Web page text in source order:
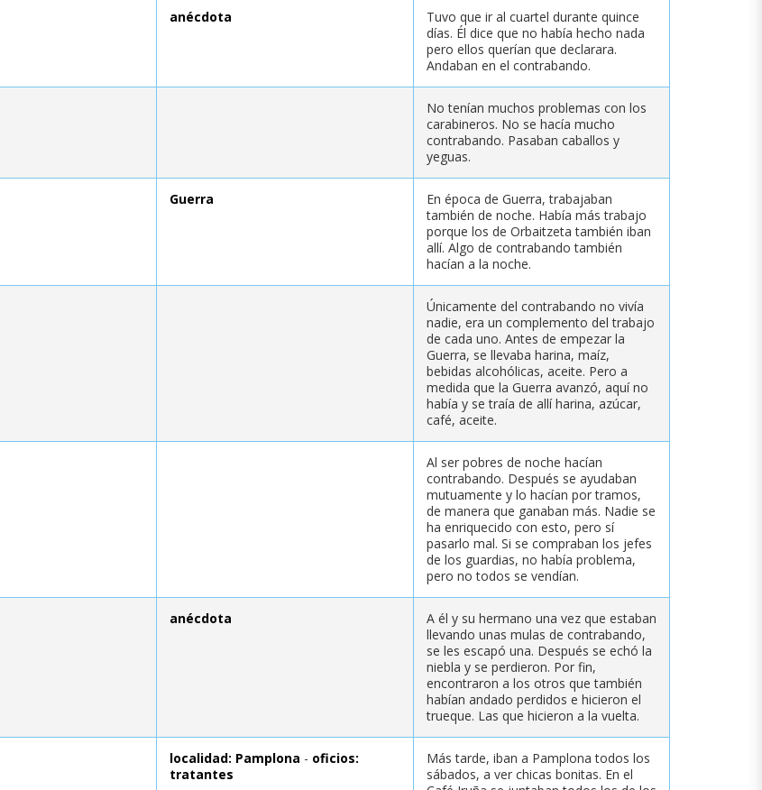
anécdota
Tuvo que ir al cuartel durante quince
días. Él dice que no había hecho nada
pero ellos querían que declarara.
Andaban en el contrabando.
No tenían muchos problemas con los
carabineros. No se hacía mucho
contrabando. Pasaban caballos y
yeguas.
Guerra
En época de Guerra, trabajaban
también de noche. Había más trabajo
porque los de Orbaitzeta también iban
allí. Algo de contrabando también
hacían a la noche.
Únicamente del contrabando no vivía
nadie, era un complemento del trabajo
de cada uno. Antes de empezar la
Guerra, se llevaba harina, maíz,
bebidas alcohólicas, aceite. Pero a
medida que la Guerra avanzó, aquí no
había y se traía de allí harina, azúcar,
café, aceite.
Al ser pobres de noche hacían
contrabando. Después se ayudaban
mutuamente y lo hacían por tramos,
de manera que ganaban más. Nadie se
ha enriquecido con esto, pero sí
pasarlo mal. Si se compraban los jefes
de los guardias, no había problema,
pero no todos se vendían.
anécdota
A él y su hermano una vez que estaban
llevando unas mulas de contrabando,
se les escapó una. Después se echó la
niebla y se perdieron. Por fin,
encontraron a los otros que también
habían andado perdidos e hicieron el
trueque. Las que hicieron a la vuelta.
localidad: Pamplona - oficios:
tratantes
Más tarde, iban a Pamplona todos los
sábados, a ver chicas bonitas. En el